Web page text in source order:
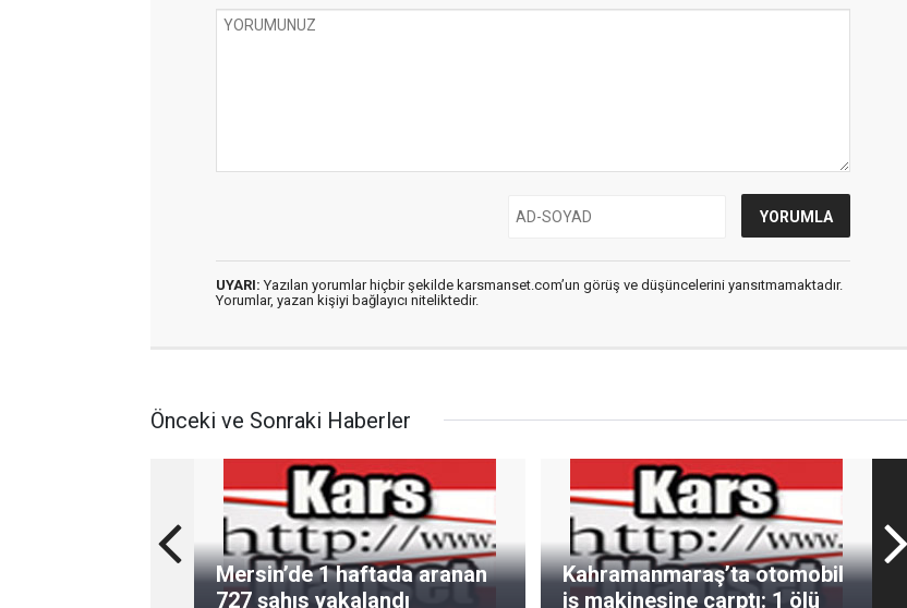
UYARI: Yazılan yorumlar hiçbir şekilde karsmanset.com’un görüş ve düşüncelerini yansıtmamaktadır.
Yorumlar, yazan kişiyi bağlayıcı niteliktedir.
Önceki ve Sonraki Haberler
Mersin’de 1 haftada aranan
727 şahıs yakalandı
Kahramanmaraş’ta otomobil
iş makinesine çarptı: 1 ölü